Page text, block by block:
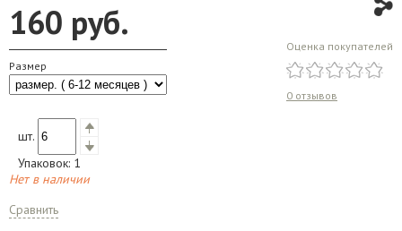
160 руб.
Размер
Оценка покупателей
0 отзывов
шт.
Упаковок: 1
Нет в наличии
Сравнить